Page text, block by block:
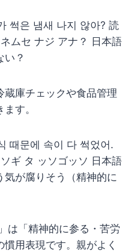
썩은 냄새 나지 않아? 読
ムセ ナジ アナ？ 日本語
い？
蔵庫チェックや食品管理
す。
때문에 속이 다 썩었어.
ギ タ ッソゴッソ 日本語
が腐りそう（精神的に
は「精神的に参る・苦労
用表現です。親がよく